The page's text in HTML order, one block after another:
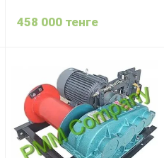
458 000 тенге